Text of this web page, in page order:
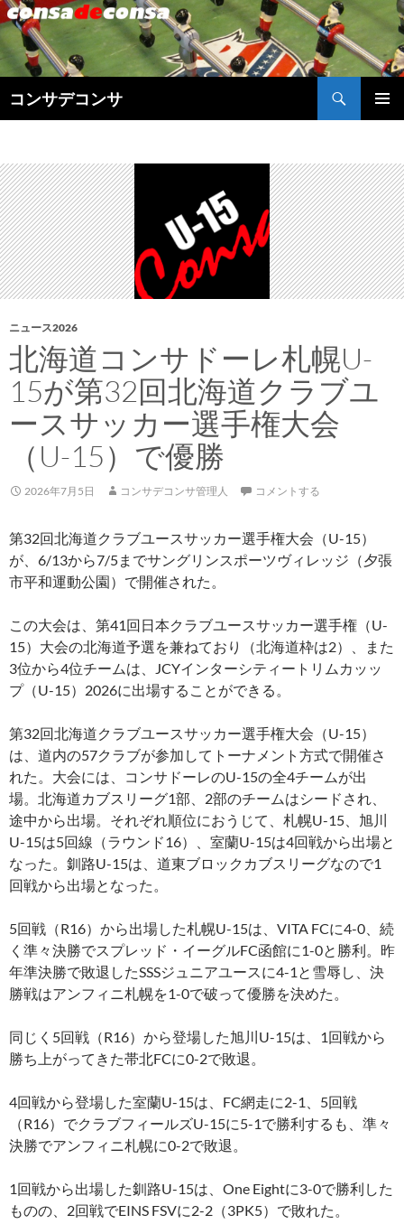
コンサデコンサ
索
ン
ツ
へ
ス
キ
ッ
プ
ニュース2026
北海道コンサドーレ札幌U-
15が第32回北海道クラブユ
ースサッカー選手権大会
（U-15）で優勝
2026年7月5日 コンサデコンサ管理人 コメントする
第32回北海道クラブユースサッカー選手権大会（U-15）
が、6/13から7/5までサングリンスポーツヴィレッジ（夕張
市平和運動公園）で開催された。
この大会は、第41回日本クラブユースサッカー選手権（U-
15）大会の北海道予選を兼ねており（北海道枠は2）、また
3位から4位チームは、JCYインターシティートリムカッッ
プ（U-15）2026に出場することができる。
第32回北海道クラブユースサッカー選手権大会（U-15）
は、道内の57クラブが参加してトーナメント方式で開催さ
れた。大会には、コンサドーレのU-15の全4チームが出
場。北海道カブスリーグ1部、2部のチームはシードされ、
途中から出場。それぞれ順位におうじて、札幌U-15、旭川
U-15は5回線（ラウンド16）、室蘭U-15は4回戦から出場と
なった。釧路U-15は、道東ブロックカブスリーグなので1
回戦から出場となった。
5回戦（R16）から出場した札幌U-15は、VITA FCに4-0、続
く準々決勝でスプレッド・イーグルFC函館に1-0と勝利。昨
年準決勝で敗退したSSSジュニアユースに4-1と雪辱し、決
勝戦はアンフィニ札幌を1-0で破って優勝を決めた。
同じく5回戦（R16）から登場した旭川U-15は、1回戦から
勝ち上がってきた帯北FCに0-2で敗退。
4回戦から登場した室蘭U-15は、FC網走に2-1、5回戦
（R16）でクラブフィールズU-15に5-1で勝利するも、準々
決勝でアンフィニ札幌に0-2で敗退。
1回戦から出場した釧路U-15は、One Eightに3-0で勝利した
ものの、2回戦でEINS FSVに2-2（3PK5）で敗れた。